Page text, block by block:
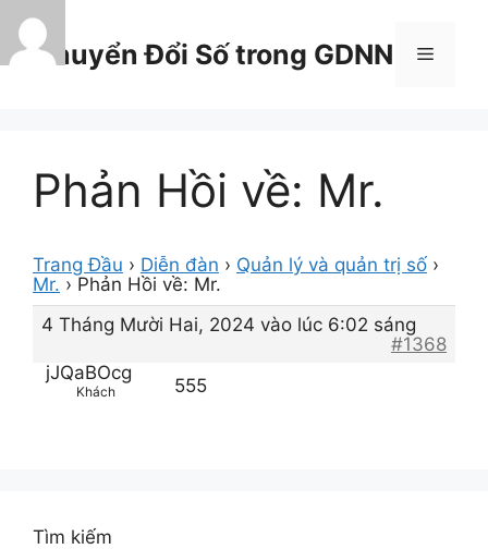
Chuyển
đến
nội
Chuyển Đổi Số trong GDNN Menu
Phản Hồi về: Mr.
Trang Đầu › Diễn đàn › Quản lý và quản trị số ›
Mr. › Phản Hồi về: Mr.
4 Tháng Mười Hai, 2024 vào lúc 6:02 sáng
#1368
jJQaBOcg
Khách 555
Tìm kiếm